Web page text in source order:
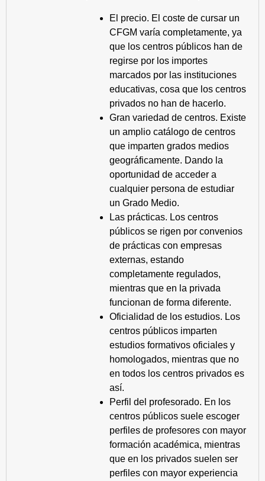
El precio. El coste de cursar un
CFGM varía completamente, ya
que los centros públicos han de
regirse por los importes
marcados por las instituciones
educativas, cosa que los centros
privados no han de hacerlo.
Gran variedad de centros. Existe
un amplio catálogo de centros
que imparten grados medios
geográficamente. Dando la
oportunidad de acceder a
cualquier persona de estudiar
un Grado Medio.
Las prácticas. Los centros
públicos se rigen por convenios
de prácticas con empresas
externas, estando
completamente regulados,
mientras que en la privada
funcionan de forma diferente.
Oficialidad de los estudios. Los
centros públicos imparten
estudios formativos oficiales y
homologados, mientras que no
en todos los centros privados es
así.
Perfil del profesorado. En los
centros públicos suele escoger
perfiles de profesores con mayor
formación académica, mientras
que en los privados suelen ser
perfiles con mayor experiencia